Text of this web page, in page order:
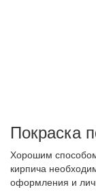
Покраска
Хорошим
кирпича
оформления и